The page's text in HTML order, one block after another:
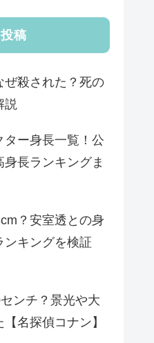
稿
ぜ殺された？死の
説
ー身長一覧！公
長ランキングま
？安室透との身
ンキングを検証
ンチ？景光や大
名探偵コナン】